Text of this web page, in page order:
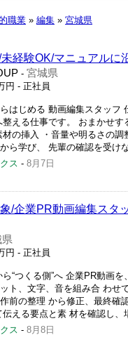
職業 » 編集 » 宮城県
経験OK/マニュアルに
- 宮城県
円 - 正社員
らはじめる 動画編集スタッ
える仕事です。 おまかせ
の挿入 ・音量や明るさの
ら学び、 先輩の確認を受け
ス - 8月7日
/企業PR動画編集スタ
円 - 正社員
ら“つくる側”へ 企業PR動画
ト、文字、音を組み合 わせ
前の整理 から修正、最終確
える要点と素 材を確認し
ス - 8月8日